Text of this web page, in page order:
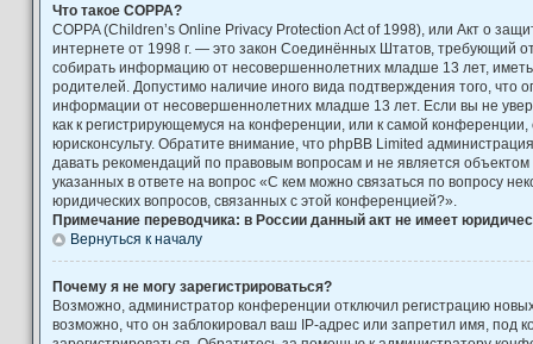
Что такое COPPA?
COPPA (Children’s Online Privacy Protection Act of 1998), или Акт о
интернете от 1998 г. — это закон Соединённых Штатов, требующий
собирать информацию от несовершеннолетних младше 13 лет, иметь
родителей. Допустимо наличие иного вида подтверждения того, что
информации от несовершеннолетних младше 13 лет. Если вы не
как к регистрирующемуся на конференции, или к самой
юрисконсульту. Обратите внимание, что phpBB Limited
давать рекомендаций по правовым вопросам и не является
указанных в ответе на вопрос «С кем можно связаться по вопросу
юридических вопросов, связанных с этой конференцией?».
Примечание переводчика: в России данный акт не имеет
Вернуться к началу
Почему я не могу зарегистрироваться?
Возможно, администратор конференции отключил регистрацию
возможно, что он заблокировал ваш IP-адрес или запретил имя, под